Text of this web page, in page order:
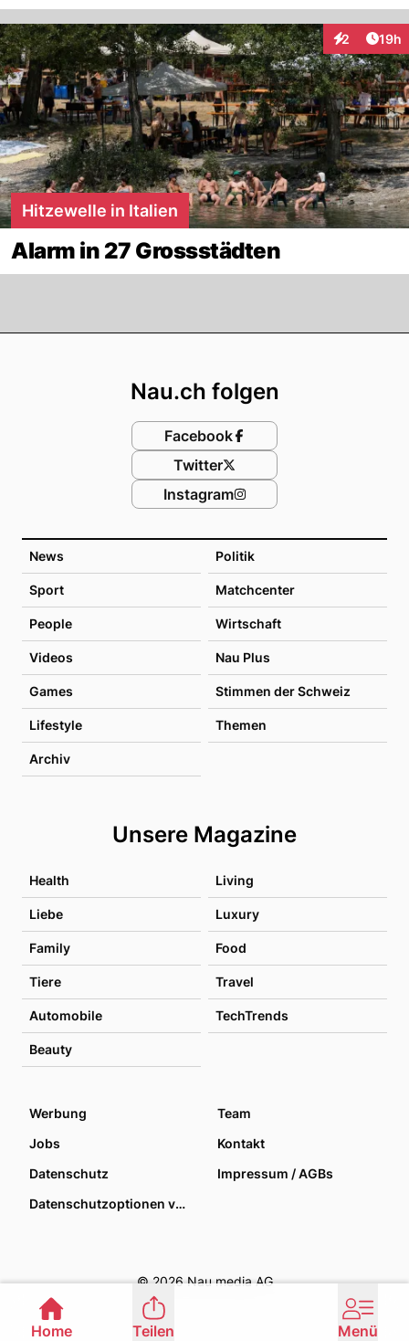
2
Interaktionen
19h
Hitzewelle in Italien
Alarm in 27 Grossstädten
News Politik
Sport Matchcenter
People Wirtschaft
Videos Nau Plus
Games Stimmen der Schweiz
Lifestyle Themen
Archiv
Unsere Magazine
Health Living
Liebe Luxury
Family Food
Tiere Travel
Automobile TechTrends
Beauty
Nau.ch folgen
Facebook
Twitter
Instagram
Werbung
Team
Jobs
Kontakt
Datenschutz
Impressum / AGBs
Datenschutzoptionen verwalten
© 2026 Nau media AG
Home Teilen Menü